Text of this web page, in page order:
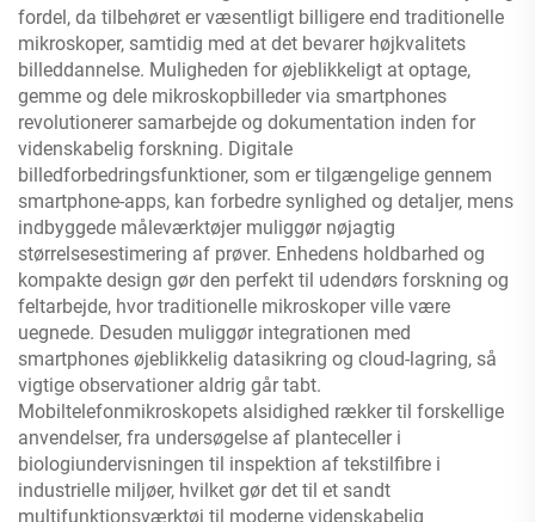
fordel, da tilbehøret er væsentligt billigere end traditionelle
mikroskoper, samtidig med at det bevarer højkvalitets
billeddannelse. Muligheden for øjeblikkeligt at optage,
gemme og dele mikroskopbilleder via smartphones
revolutionerer samarbejde og dokumentation inden for
videnskabelig forskning. Digitale
billedforbedringsfunktioner, som er tilgængelige gennem
smartphone-apps, kan forbedre synlighed og detaljer, mens
indbyggede måleværktøjer muliggør nøjagtig
størrelsesestimering af prøver. Enhedens holdbarhed og
kompakte design gør den perfekt til udendørs forskning og
feltarbejde, hvor traditionelle mikroskoper ville være
uegnede. Desuden muliggør integrationen med
smartphones øjeblikkelig datasikring og cloud-lagring, så
vigtige observationer aldrig går tabt.
Mobiltelefonmikroskopets alsidighed rækker til forskellige
anvendelser, fra undersøgelse af planteceller i
biologiundervisningen til inspektion af tekstilfibre i
industrielle miljøer, hvilket gør det til et sandt
multifunktionsværktøj til moderne videnskabelig